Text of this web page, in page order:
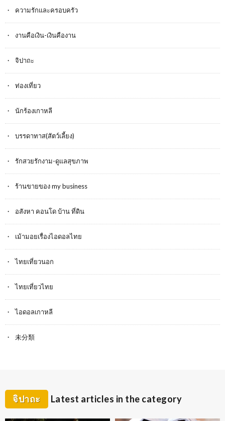
ความรักและครอบครัว
งานคือเงิน-เงินคืองาน
จิปาถะ
ท่องเที่ยว
นักร้องเกาหลี
บรรดาทาส(สัตว์เลี้ยง)
รักสวยรักงาม-ดูแลสุขภาพ
ร้านขายของ my business
อสังหา คอนโด บ้าน ที่ดิน
เม้ามอยเรื่องไอดอลไทย
ไทยเที่ยวนอก
ไทยเที่ยวไทย
ไอดอลเกาหลี
未分類
จิปาถะ Latest articles in the category